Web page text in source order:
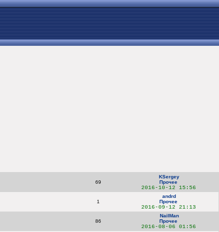
69
KSergey
Прочее
2016-10-12 15:56
1
andrd
Прочее
2016-09-12 21:13
86
NailMan
Прочее
2016-08-06 01:56